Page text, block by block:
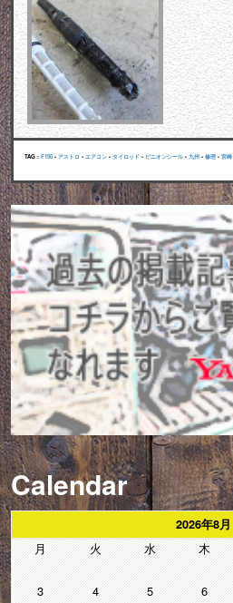
TAG : F150 • アストロ • エアコン • タイロッド • ピニオンシール • 九州 • 修理 • 宮崎
Calendar
2026年8月
月 火 水 木
3
4 5 6